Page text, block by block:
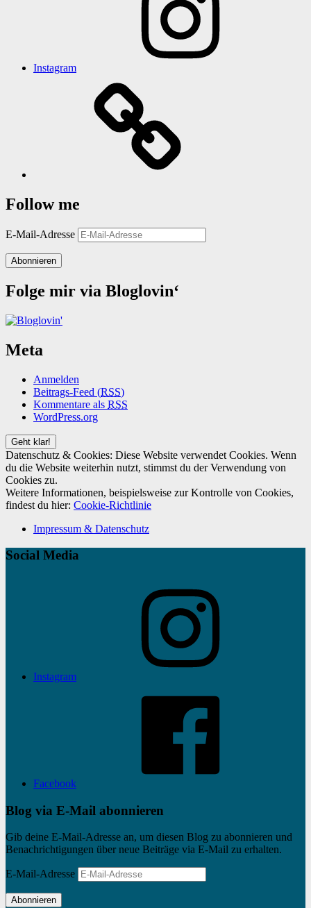
Instagram
Follow me
E-Mail-Adresse
Abonnieren
Folge mir via Bloglovin‘
Meta
Anmelden
Beitrags-Feed (RSS)
Kommentare als RSS
WordPress.org
Datenschutz & Cookies: Diese Website verwendet Cookies. Wenn
du die Website weiterhin nutzt, stimmst du der Verwendung von
Cookies zu.
Weitere Informationen, beispielsweise zur Kontrolle von Cookies,
findest du hier: Cookie-Richtlinie
Impressum & Datenschutz
Social Media
Instagram
Facebook
Blog via E-Mail abonnieren
Gib deine E-Mail-Adresse an, um diesen Blog zu abonnieren und
Benachrichtigungen über neue Beiträge via E-Mail zu erhalten.
E-Mail-Adresse
Abonnieren